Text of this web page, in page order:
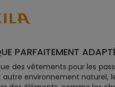
PARFAITEMENT
des vêtements pour les
environnement naturel,